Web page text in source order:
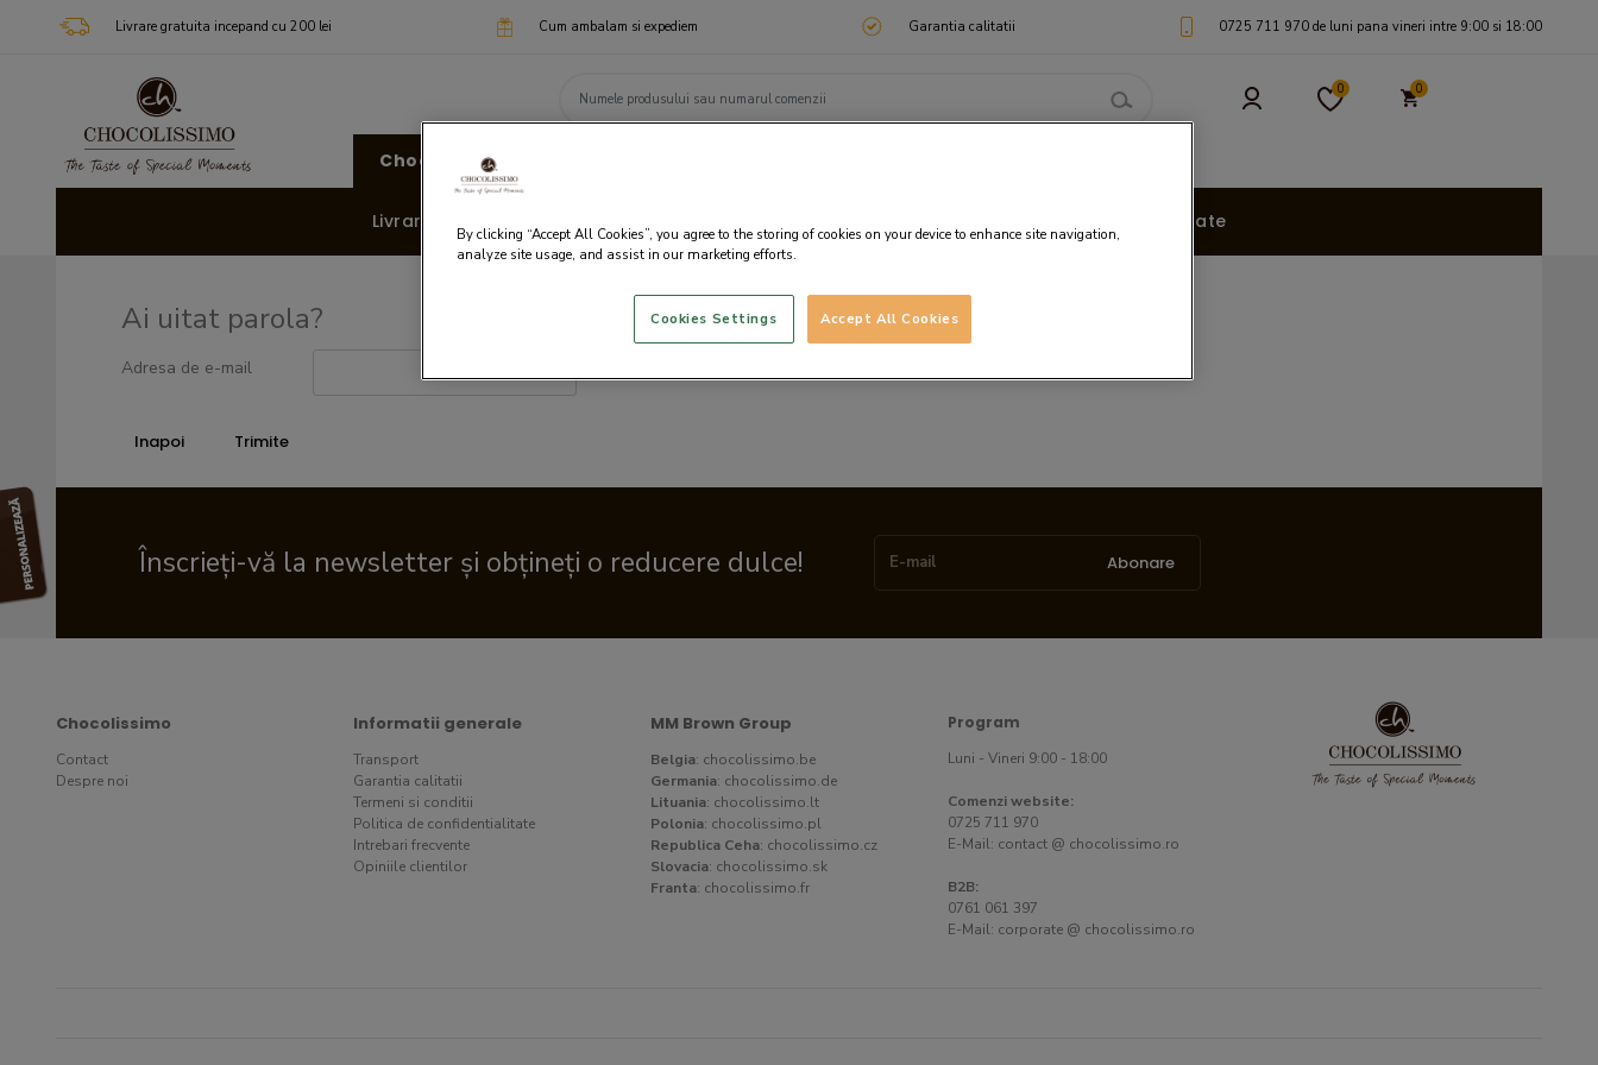
Livrare gratuita incepand cu 200 lei Cum ambalam si expediem Garantia calitatii 0725 711 970 de luni pana vineri intre 9:00 si 18:00
0 0
Chocolissimo
Livrare rapida 🚚 Cadouri Personalizate
Ai uitat parola?
Adresa de e-mail
Înscrieți-vă la newsletter și obțineți o reducere dulce! Abonare
Chocolissimo
Contact
Despre noi
Informatii generale
Transport
Garantia calitatii
Termeni si conditii
Politica de confidentialitate
Intrebari frecvente
Opiniile clientilor
MM Brown Group
Belgia: chocolissimo.be
Germania: chocolissimo.de
Lituania: chocolissimo.lt
Polonia: chocolissimo.pl
Republica Ceha: chocolissimo.cz
Slovacia: chocolissimo.sk
Franta: chocolissimo.fr
Program
Luni - Vineri 9:00 - 18:00
Comenzi website:
0725 711 970
E-Mail: contact @ chocolissimo.ro
B2B:
0761 061 397
E-Mail: corporate @ chocolissimo.ro
By clicking “Accept All Cookies”, you agree to the storing of cookies on your device to enhance site navigation,
analyze site usage, and assist in our marketing efforts.
Accept All Cookies
Cookies Settings